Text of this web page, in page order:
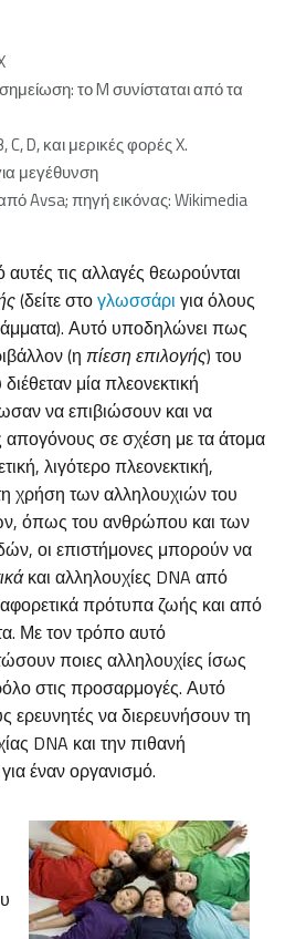
το M συνίσταται από τα
C, D, και μερικές φορές X.
μεγέθυνση
Avsa; πηγή εικόνας: Wikimedia
τις αλλαγές θεωρούνται
(δείτε στογλωσσάρι για όλους
Αυτό υποδηλώνει πως
(η πίεση επιλογής) του
μία πλεονεκτική
να επιβιώσουν και να
σε σχέση με τα άτομα
λιγότερο πλεονεκτική,
χρήση των αλληλουχιών του
όπως του ανθρώπου και των
οι επιστήμονες μπορούν να
και αλληλουχίες DNA από
πρότυπα ζωής και από
Με τον τρόπο αυτό
ποιες αλληλουχίες ίσως
στις προσαρμογές. Αυτό
ερευνητές να διερευνήσουν τη
DNA και την πιθανή
έναν οργανισμό.